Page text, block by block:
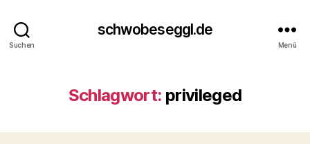
Suchen
schwobeseggl.de
Menü
Schlagwort: privileged